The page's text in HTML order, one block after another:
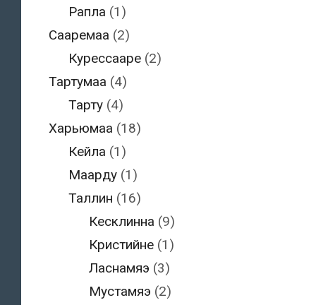
Рапла (1)
Сааремаа (2)
Курессааре (2)
Тартумаа (4)
Тарту (4)
Харьюмаа (18)
Кейла (1)
Маарду (1)
Таллин (16)
Кесклинна (9)
Кристийне(1)
Ласнамяэ (3)
Мустамяэ (2)